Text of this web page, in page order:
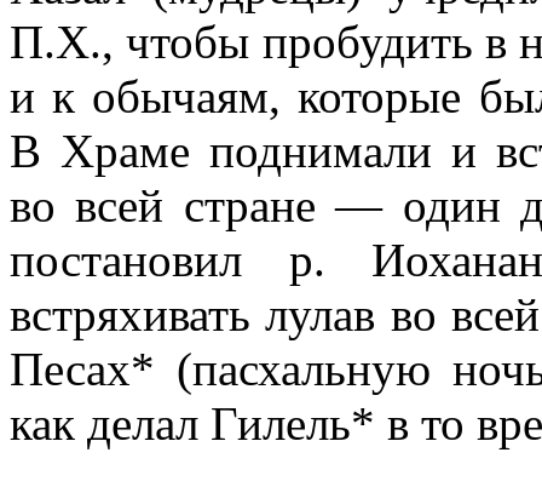
П.Х., чтобы пробудить в
и к обычаям, которые
В Храме поднимали и
во всей стране — один
постановил р.
встряхивать лулав во
Песах* (пасхальную
как делал Гилель* в то